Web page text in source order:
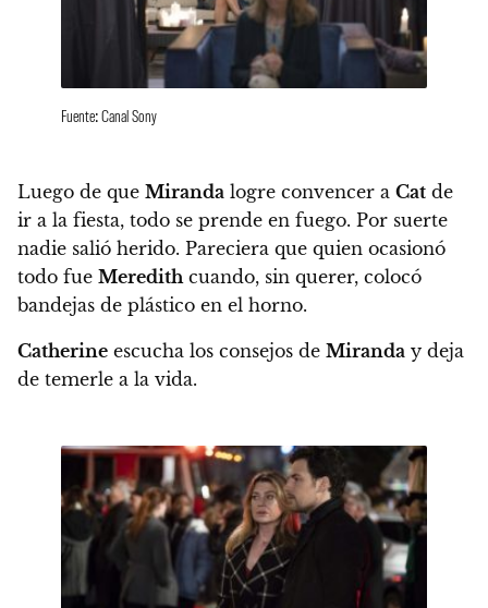
Fuente: Canal Sony
Luego de que Miranda logre convencer a Cat de
ir a la fiesta, todo se prende en fuego. Por suerte
nadie salió herido. Pareciera que quien ocasionó
todo fue Meredithcuando, sin querer, colocó
bandejas de plástico en el horno.
Catherine escucha los consejos de Miranda y deja
de temerle a la vida.